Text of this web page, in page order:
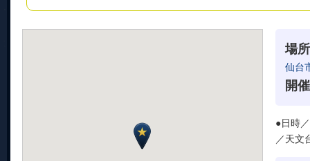
場所
仙台
開
●日時
／天文